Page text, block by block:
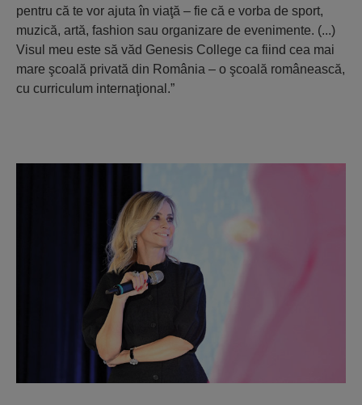
pentru că te vor ajuta în viaţă – fie că e vorba de sport,
muzică, artă, fashion sau organizare de evenimente. (...)
Visul meu este să văd Genesis College ca fiind cea mai
mare şcoală privată din România – o şcoală românească,
cu curriculum internaţional.”